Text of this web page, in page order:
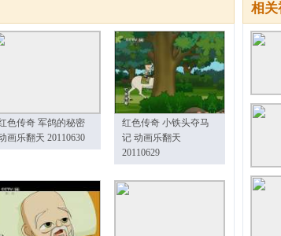
相关
色传奇 军鸽的秘密
画乐翻天 20110630
红色传奇 小铁头夺马
记 动画乐翻天
20110629